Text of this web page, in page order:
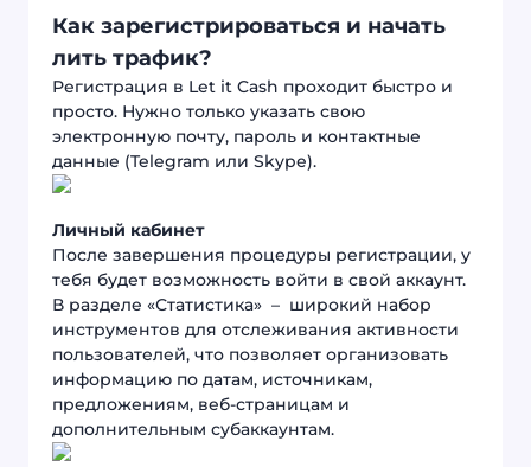
Как зарегистрироваться и начать
лить трафик?
Регистрация в Let it Cash проходит быстро и
просто. Нужно только указать свою
электронную почту, пароль и контактные
данные (Telegram или Skype).
Личный кабинет
После завершения процедуры регистрации, у
тебя будет возможность войти в свой аккаунт.
В разделе «Статистика» – широкий набор
инструментов для отслеживания активности
пользователей, что позволяет организовать
информацию по датам, источникам,
предложениям, веб-страницам и
дополнительным субаккаунтам.